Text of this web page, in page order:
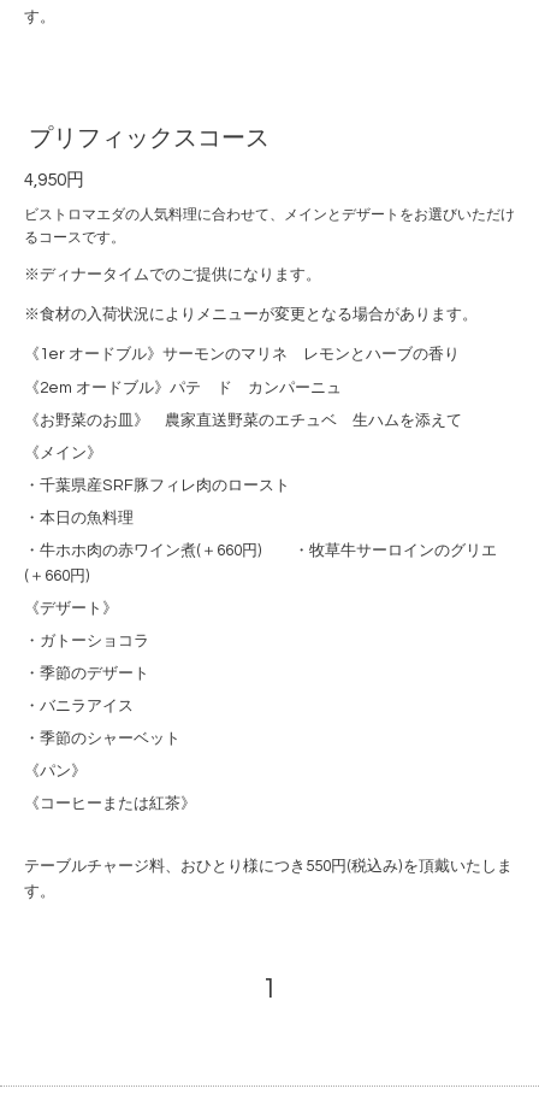
す。
プリフィックスコース
4,950円
ビストロマエダの人気料理に合わせて、メインとデザートをお選びいただけ
るコースです。
※ディナータイムでのご提供になります。
※食材の入荷状況によりメニューが変更となる場合があります。
《1er オードブル》サーモンのマリネ レモンとハーブの香り
《2em オードブル》パテ ド カンパーニュ
《お野菜のお皿》 農家直送野菜のエチュベ 生ハムを添えて
《メイン》
・千葉県産SRF豚フィレ肉のロースト
・本日の魚料理
・牛ホホ肉の赤ワイン煮(＋660円) ・牧草牛サーロインのグリエ
(＋660円)
《デザート》
・ガトーショコラ
・季節のデザート
・バニラアイス
・季節のシャーベット
《パン》
《コーヒーまたは紅茶》
テーブルチャージ料、おひとり様につき550円(税込み)を頂戴いたしま
す。
1